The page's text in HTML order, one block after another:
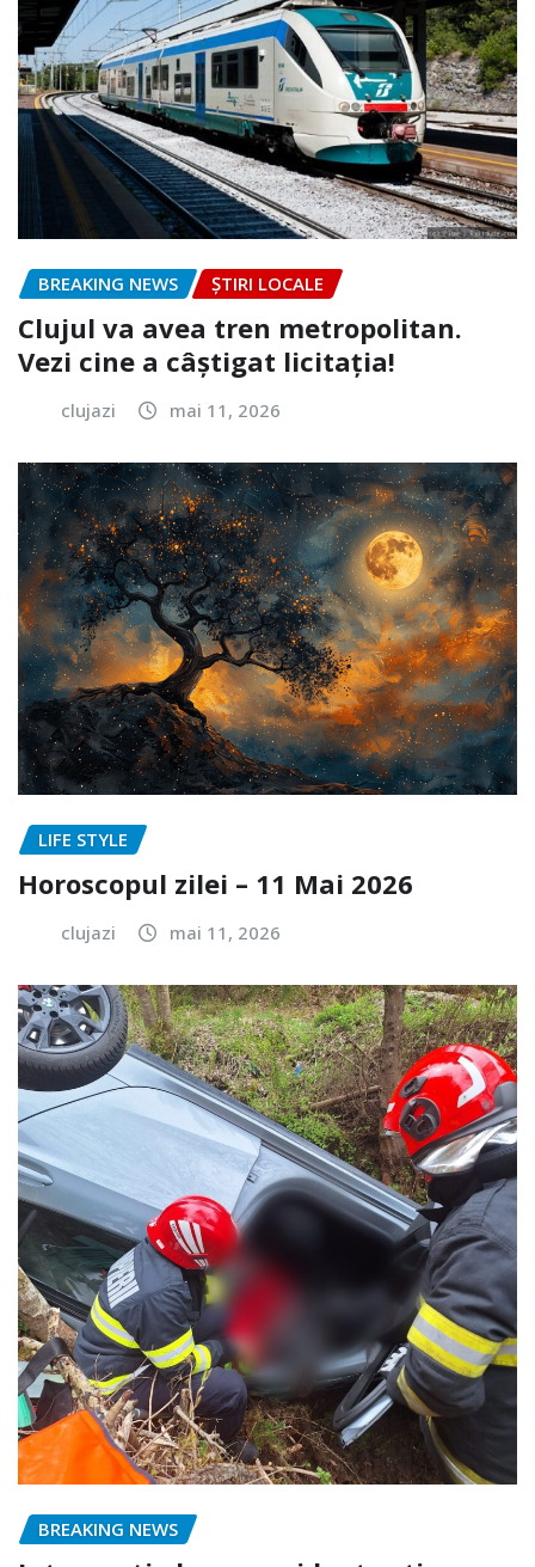
BREAKING NEWS ȘTIRI LOCALE
Clujul va avea tren metropolitan.
Vezi cine a câștigat licitația!
clujazi mai 11, 2026
LIFE STYLE
Horoscopul zilei – 11 Mai 2026
clujazi mai 11, 2026
BREAKING NEWS